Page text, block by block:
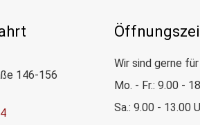
146-156
Wir sind gerne für
Mo. - Fr.: 9.00 -
Sa.: 9.00 - 13.00